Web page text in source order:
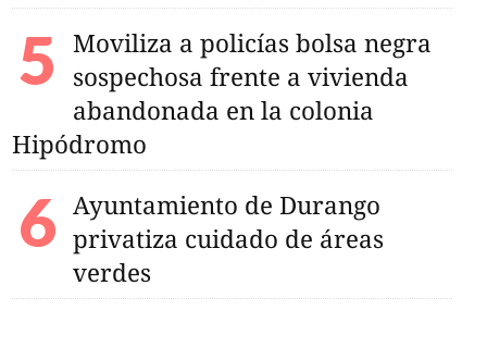
Moviliza a policías bolsa negra
sospechosa frente a vivienda
abandonada en la colonia
Hipódromo
Ayuntamiento de Durango
privatiza cuidado de áreas
verdes